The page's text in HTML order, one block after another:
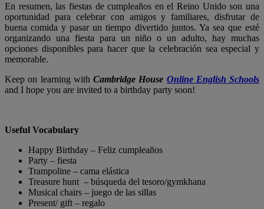
En resumen, las fiestas de cumpleaños en el Reino Unido son una
oportunidad para celebrar con amigos y familiares, disfrutar de
buena comida y pasar un tiempo divertido juntos. Ya sea que esté
organizando una fiesta para un niño o un adulto, hay muchas
opciones disponibles para hacer que la celebración sea especial y
memorable.
Keep on learning with Cambridge House Online English Schools
and I hope you are invited to a birthday party soon!
Useful Vocabulary
Happy Birthday – Feliz cumpleaños
Party – fiesta
Trampoline – cama elástica
Treasure hunt – búsqueda del tesoro/gymkhana
Musical chairs – juego de las sillas
Present/ gift – regalo